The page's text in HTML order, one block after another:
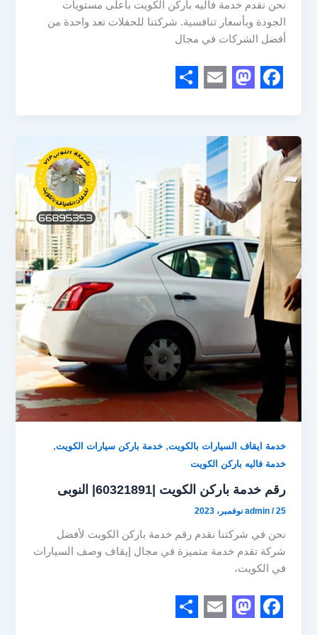
نحن نقدم خدمة فاليه باركن الكويت بأعلى مستويات
الجودة وبأسعار تنافسية. شركتنا للحفلات تعد واحدة من
أفضل الشركات في مجال
c
e
b
o
o
k
s
t
o
d
o
n
a
i
l
e
خدمة ايقاف السيارات بالكويت,خدمة باركن سيارات الكويت,
خدمة فاليه باركن الكويت
رقم خدمة باركن الكويت |60321891| النوبى
admin /25 نوفمبر، 2023
نحن في شركتنا نقدم رقم خدمة باركن الكويت لأفضل
شركة تقدم خدمة متميزة في مجال إيقاف وصف السيارات
في الكويت،